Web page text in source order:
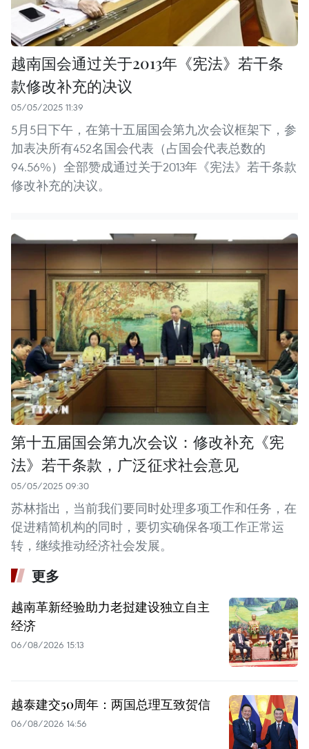
越南国会通过关于2013年《宪法》若干条
款修改补充的决议
05/05/2025 11:39
5月5日下午，在第十五届国会第九次会议框架下，参
加表决所有452名国会代表（占国会代表总数的
94.56%）全部赞成通过关于2013年《宪法》若干条款
修改补充的决议。
第十五届国会第九次会议：修改补充《宪
法》若干条款，广泛征求社会意见
05/05/2025 09:30
苏林指出，当前我们要同时处理多项工作和任务，在
促进精简机构的同时，要切实确保各项工作正常运
转，继续推动经济社会发展。
更多
越南革新经验助力老挝建设独立自主
经济
06/08/2026 15:13
越泰建交50周年：两国总理互致贺信
06/08/2026 14:56